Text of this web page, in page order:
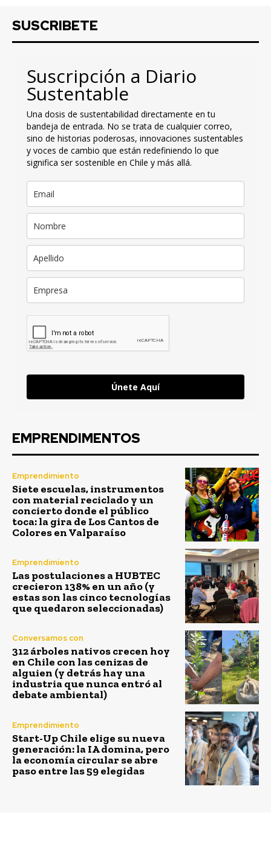
SUSCRIBETE
Suscripción a Diario
Sustentable
Una dosis de sustentabilidad directamente en tu
bandeja de entrada. No se trata de cualquier correo,
sino de historias poderosas, innovaciones sustentables
y voces de cambio que están redefiniendo lo que
significa ser sostenible en Chile y más allá.
Únete Aquí
EMPRENDIMENTOS
Emprendimiento
Siete escuelas, instrumentos
con material reciclado y un
concierto donde el público
toca: la gira de Los Cantos de
Colores en Valparaíso
Emprendimiento
Las postulaciones a HUBTEC
crecieron 138% en un año (y
estas son las cinco tecnologías
que quedaron seleccionadas)
Conversamos con
312 árboles nativos crecen hoy
en Chile con las cenizas de
alguien (y detrás hay una
industria que nunca entró al
debate ambiental)
Emprendimiento
Start-Up Chile elige su nueva
generación: la IA domina, pero
la economía circular se abre
paso entre las 59 elegidas